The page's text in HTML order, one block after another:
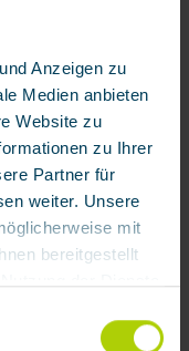
Anzeigen zu
Medien anbieten
Website zu
zu Ihrer
Partner für
weiter. Unsere
mit
bereitgestellt